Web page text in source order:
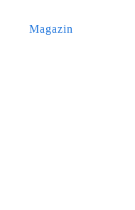
Magazin